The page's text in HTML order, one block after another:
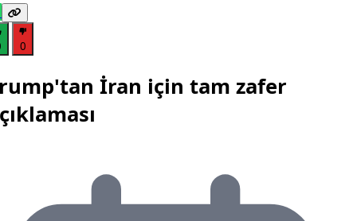
0
İran için tam zafer